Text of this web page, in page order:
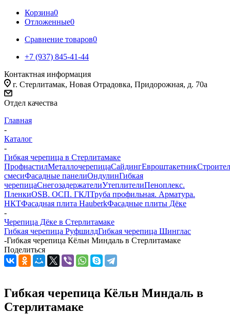
Корзина0
Отложенные0
Сравнение товаров0
+7 (937) 845-41-44
Контактная информация
г. Стерлитамак, Новая Отрадовка, Придорожная, д. 70а
Отдел качества
Главная
-
Каталог
-
Гибкая черепица в Стерлитамаке
ПрофнастилМеталлочерепицаСайдингЕвроштакетник
смесиФасадные панелиОндулинГибкая
черепицаСнегозадержателиУтеплителиПеноплекс.
ПленкиOSB. ОСП. ГКЛТруба профильная. Арматура.
НКТФасадная плита HauberkФасадные плиты Дёке
-
Черепица Дёке в Стерлитамаке
Гибкая черепица РуфшилдГибкая черепица Шинглас
-Гибкая черепица Кёльн Миндаль в Стерлитамаке
Поделиться
Гибкая черепица Кёльн Миндаль в
Стерлитамаке